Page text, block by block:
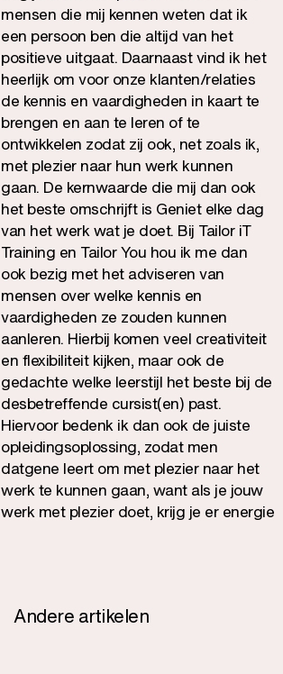
mensen die mij kennen weten dat ik
een persoon ben die altijd van het
positieve uitgaat. Daarnaast vind ik het
heerlijk om voor onze klanten/relaties
de kennis en vaardigheden in kaart te
brengen en aan te leren of te
ontwikkelen zodat zij ook, net zoals ik,
met plezier naar hun werk kunnen
gaan. De kernwaarde die mij dan ook
het beste omschrijft is Geniet elke dag
van het werk wat je doet. Bij Tailor iT
Training en Tailor You hou ik me dan
ook bezig met het adviseren van
mensen over welke kennis en
vaardigheden ze zouden kunnen
aanleren. Hierbij komen veel creativiteit
en flexibiliteit kijken, maar ook de
gedachte welke leerstijl het beste bij de
desbetreffende cursist(en) past.
Hiervoor bedenk ik dan ook de juiste
opleidingsoplossing, zodat men
datgene leert om met plezier naar het
werk te kunnen gaan, want als je jouw
werk met plezier doet, krijg je er energie
Andere artikelen